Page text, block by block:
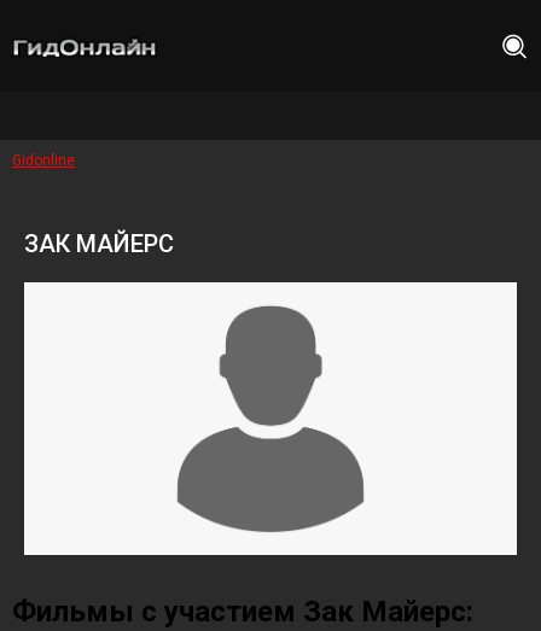
Gidonline
ЗАК МАЙЕРС
Фильмы с участием Зак Майерс: